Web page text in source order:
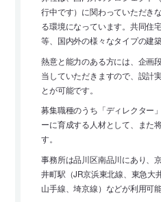
行中です）に関わっていただき
る環境になっています。共同住
等、国内外の様々なタイプの建
熱意と能力のある方には、企画
当していただきますので、設計
とが可能です。
募集職種のうち「ディレクター
ーに育成する人材として、また
す。
事務所は品川区南品川にあり、
井町駅（JR京浜東北線、東急大
山手線、埼京線）などが利用可